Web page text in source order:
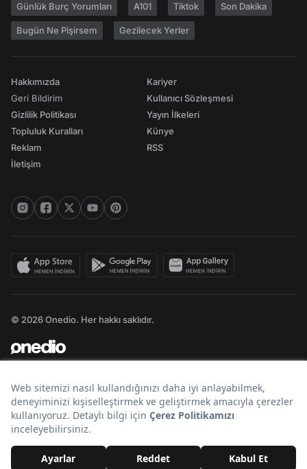
Günlük Burç Yorumları A101 Tiktok Son Dakika
Bugün Ne Pişirsem Gezilecek Yerler
Hakkımızda
Geri Bildirim
Gizlilik Politikası
Topluluk Kuralları
Reklam
İletişim
Kariyer
Kullanıcı Sözleşmesi
Yayın İlkeleri
Künye
RSS
© 2026 Onedio. Her hakkı saklıdır.
Bir markasıdır.